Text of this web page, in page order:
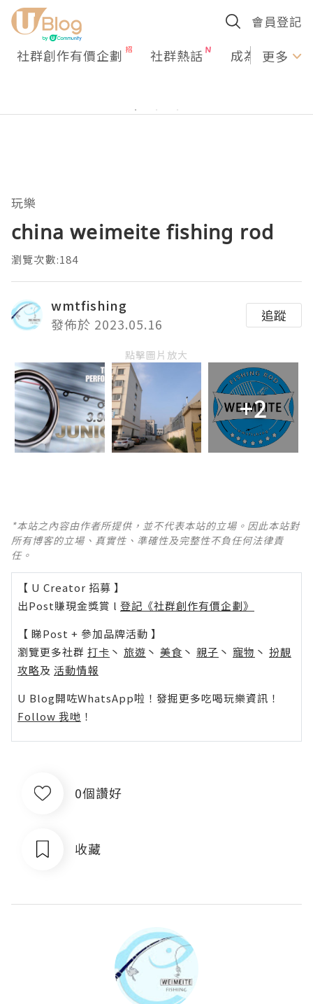
會員登記
社群創作有價企劃 社群熱話 成為U更多
玩樂
china weimeite fishing rod
瀏覽次數:184
wmtfishing
發佈於 2023.05.16
追蹤
點擊圖片放大
+2
*本站之內容由作者所提供，並不代表本站的立場。因此本站對
所有博客的立場、真實性、準確性及完整性不負任何法律責
任。
【 U Creator 招募 】
出Post賺現金獎賞 l 登記《社群創作有價企劃》
【 睇Post + 參加品牌活動 】
瀏覽更多社群 打卡 丶 旅遊 丶 美食 丶 親子 丶 寵物 丶 扮靚
攻略及 活動情報
U Blog開咗WhatsApp啦！發掘更多吃喝玩樂資訊！
Follow 我哋 ！
0個讚好
收藏